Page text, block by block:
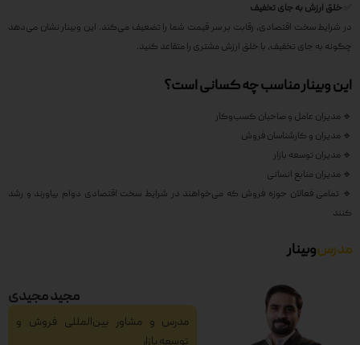
خلق ارزش به جای تخفیف
در شرایط سخت اقتصادی، رقابت بر سر قیمت شما را تضعیف می‌کند. این وبینار نشان می‌دهد
چگونه به جای تخفیف، با خلق ارزش مشتری را متقاعد کنید.
این وبینار مناسب چه کسانی است؟
🔹 مدیران عامل و صاحبان کسب‌وکار
🔹 مدیران و کارشناسان فروش
🔹 مدیران توسعه بازار
🔹 مدیران منابع انسانی
🔹 تمامی فعالان حوزه فروش که می‌خواهند در شرایط سخت اقتصادی دوام بیاورند و رشد
کنند
مدرسوبینار
مجید مجیدی
مدرس و مشاور بین‌المللی فروش و